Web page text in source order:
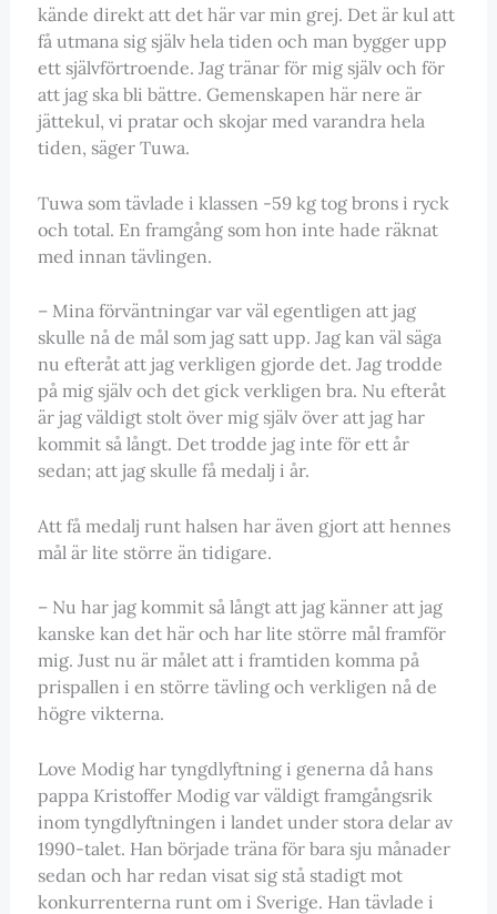
kände direkt att det här var min grej. Det är kul att
få utmana sig själv hela tiden och man bygger upp
ett självförtroende. Jag tränar för mig själv och för
att jag ska bli bättre. Gemenskapen här nere är
jättekul, vi pratar och skojar med varandra hela
tiden, säger Tuwa.
Tuwa som tävlade i klassen -59 kg tog brons i ryck
och total. En framgång som hon inte hade räknat
med innan tävlingen.
– Mina förväntningar var väl egentligen att jag
skulle nå de mål som jag satt upp. Jag kan väl säga
nu efteråt att jag verkligen gjorde det. Jag trodde
på mig själv och det gick verkligen bra. Nu efteråt
är jag väldigt stolt över mig själv över att jag har
kommit så långt. Det trodde jag inte för ett år
sedan; att jag skulle få medalj i år.
Att få medalj runt halsen har även gjort att hennes
mål är lite större än tidigare.
– Nu har jag kommit så långt att jag känner att jag
kanske kan det här och har lite större mål framför
mig. Just nu är målet att i framtiden komma på
prispallen i en större tävling och verkligen nå de
högre vikterna.
Love Modig har tyngdlyftning i generna då hans
pappa Kristoffer Modig var väldigt framgångsrik
inom tyngdlyftningen i landet under stora delar av
1990-talet. Han började träna för bara sju månader
sedan och har redan visat sig stå stadigt mot
konkurrenterna runt om i Sverige. Han tävlade i